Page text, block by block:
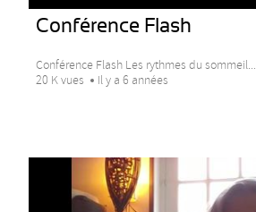
Conférence Flash
Conférence Flash Les rythmes du sommeil...
20 K vues
Il y a 6 années